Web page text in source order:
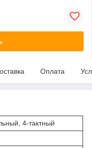
Оплата
4-тактный